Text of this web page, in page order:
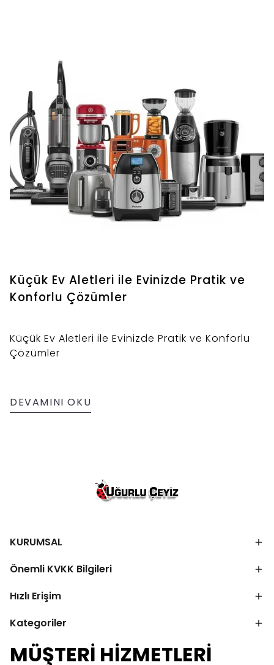
Küçük Ev Aletleri ile Evinizde Pratik ve
Konforlu Çözümler
Küçük Ev Aletleri ile Evinizde Pratik ve Konforlu
Çözümler
DEVAMINI OKU
KURUMSAL
Önemli KVKK Bilgileri
Hızlı Erişim
Kategoriler
MÜŞTERİ HİZMETLERİ